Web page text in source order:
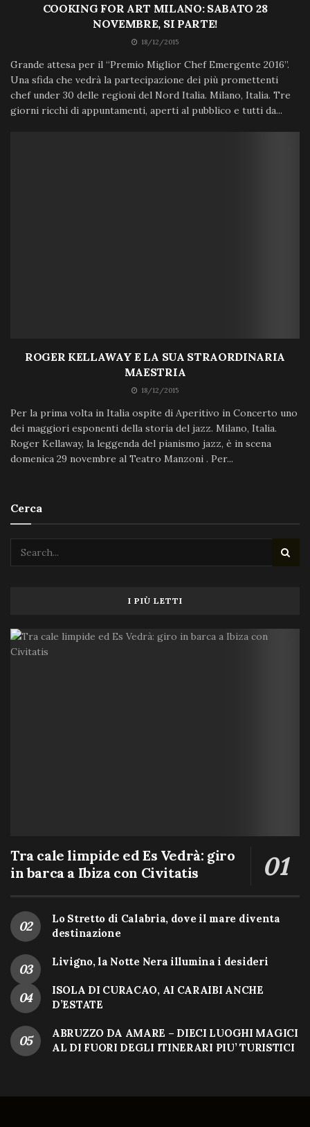
COOKING FOR ART MILANO: SABATO 28
NOVEMBRE, SI PARTE!
18/12/2015
Grande attesa per il “Premio Miglior Chef Emergente 2016”.
Una sfida che vedrà la partecipazione dei più promettenti
chef under 30 delle regioni del Nord Italia. Milano, Italia. Tre
giorni ricchi di appuntamenti, aperti al pubblico e tutti da...
ROGER KELLAWAY E LA SUA STRAORDINARIA
MAESTRIA
18/12/2015
Per la prima volta in Italia ospite di Aperitivo in Concerto uno
dei maggiori esponenti della storia del jazz. Milano, Italia.
Roger Kellaway, la leggenda del pianismo jazz, è in scena
domenica 29 novembre al Teatro Manzoni . Per...
Cerca
I PIÙ LETTI
Tra cale limpide ed Es Vedrà: giro
in barca a Ibiza con Civitatis
Lo Stretto di Calabria, dove il mare diventa
destinazione
Livigno, la Notte Nera illumina i desideri
ISOLA DI CURACAO, AI CARAIBI ANCHE
D’ESTATE
ABRUZZO DA AMARE – DIECI LUOGHI MAGICI
AL DI FUORI DEGLI ITINERARI PIU’ TURISTICI